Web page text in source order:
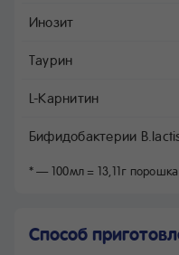
Инозит
Таурин
L-Карнитин
Бифидобактерии
* — 100мл = 13,11г
Способ